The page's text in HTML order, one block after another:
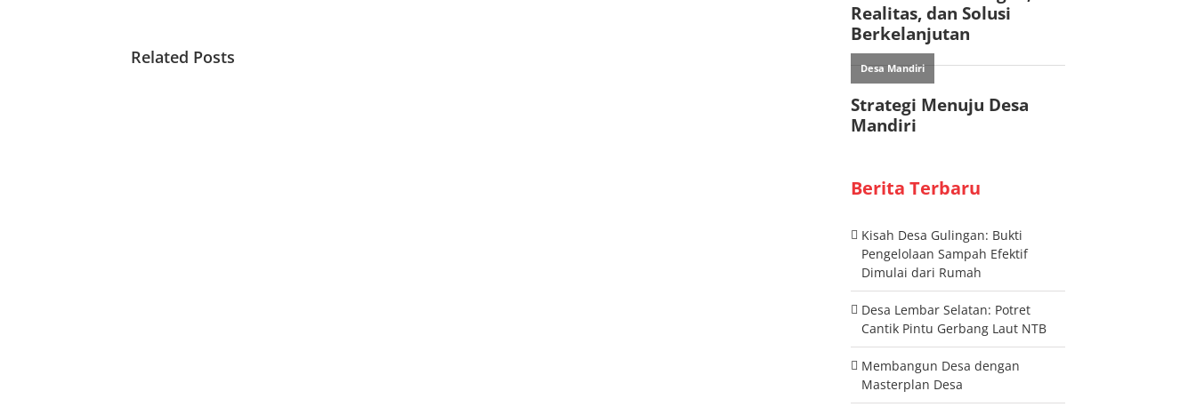
Related Posts
Berita Terbaru
Kisah Desa Gulingan: Bukti
Pengelolaan Sampah Efektif
Dimulai dari Rumah
Desa Lembar Selatan: Potret
Cantik Pintu Gerbang Laut NTB
Membangun Desa dengan
Masterplan Desa